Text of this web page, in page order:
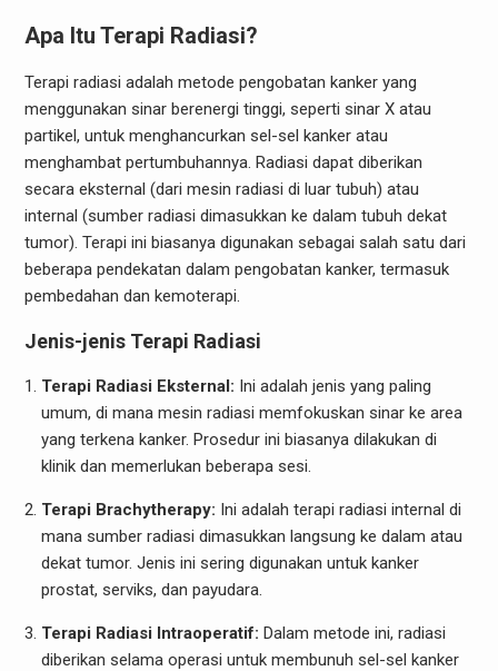
Apa Itu Terapi Radiasi?
Terapi radiasi adalah metode pengobatan kanker yang
menggunakan sinar berenergi tinggi, seperti sinar X atau
partikel, untuk menghancurkan sel-sel kanker atau
menghambat pertumbuhannya. Radiasi dapat diberikan
secara eksternal (dari mesin radiasi di luar tubuh) atau
internal (sumber radiasi dimasukkan ke dalam tubuh dekat
tumor). Terapi ini biasanya digunakan sebagai salah satu dari
beberapa pendekatan dalam pengobatan kanker, termasuk
pembedahan dan kemoterapi.
Jenis-jenis Terapi Radiasi
Terapi Radiasi Eksternal: Ini adalah jenis yang paling
umum, di mana mesin radiasi memfokuskan sinar ke area
yang terkena kanker. Prosedur ini biasanya dilakukan di
klinik dan memerlukan beberapa sesi.
Terapi Brachytherapy: Ini adalah terapi radiasi internal di
mana sumber radiasi dimasukkan langsung ke dalam atau
dekat tumor. Jenis ini sering digunakan untuk kanker
prostat, serviks, dan payudara.
Terapi Radiasi Intraoperatif: Dalam metode ini, radiasi
diberikan selama operasi untuk membunuh sel-sel kanker